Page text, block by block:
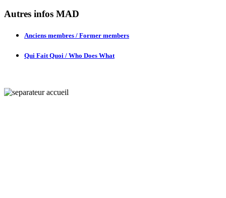
Autres infos MAD
Anciens membres / Former members
Qui Fait Quoi / Who Does What